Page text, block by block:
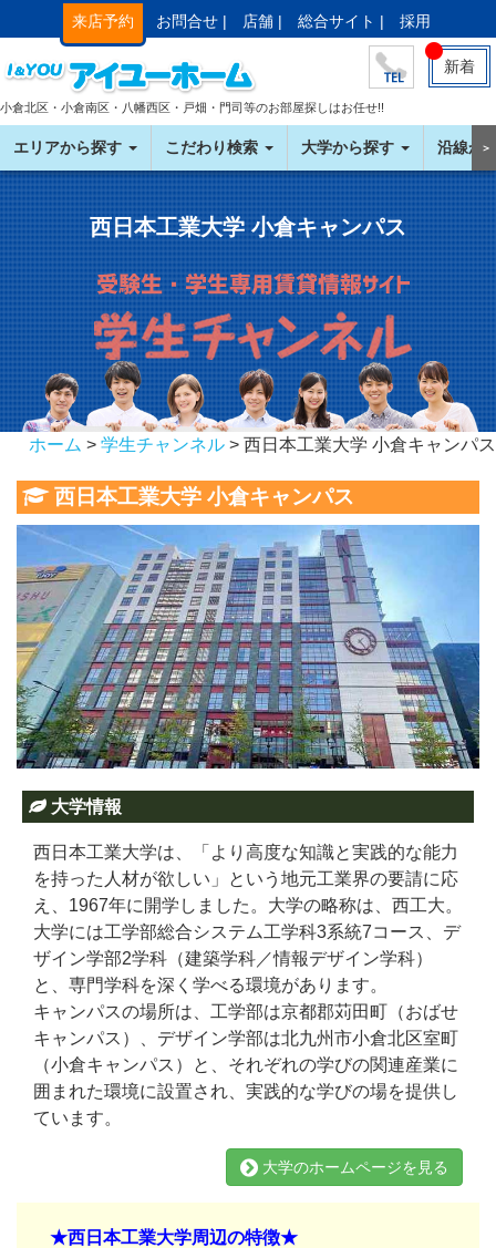
来店予約 お問合せ | 店舗 | 総合サイト | 採用
新着
小倉北区・小倉南区・八幡西区・戸畑・門司等のお部屋探しはお任せ!!
エリアから探す こだわり検索 大学から探す 沿線か＞
西日本工業大学 小倉キャンパス
ホーム > 学生チャンネル > 西日本工業大学 小倉キャンパス
西日本工業大学 小倉キャンパス
大学情報
西日本工業大学は、「より高度な知識と実践的な能力
を持った人材が欲しい」という地元工業界の要請に応
え、1967年に開学しました。大学の略称は、西工大。
大学には工学部総合システム工学科3系統7コース、デ
ザイン学部2学科（建築学科／情報デザイン学科）
と、専門学科を深く学べる環境があります。
キャンパスの場所は、工学部は京都郡苅田町（おばせ
キャンパス）、デザイン学部は北九州市小倉北区室町
（小倉キャンパス）と、それぞれの学びの関連産業に
囲まれた環境に設置され、実践的な学びの場を提供し
ています。
大学のホームページを見る
★西日本工業大学周辺の特徴★